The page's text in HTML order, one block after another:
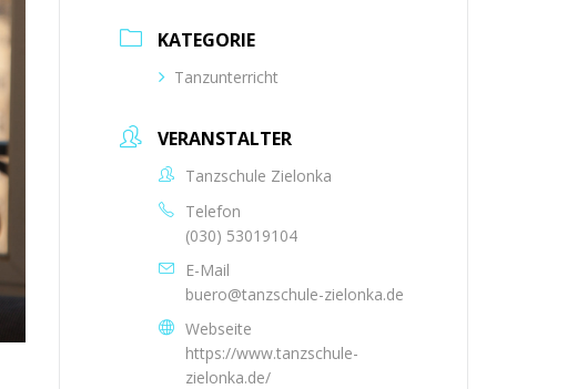
KATEGORIE
Tanzunterricht
VERANSTALTER
Tanzschule Zielonka
Telefon
(030) 53019104
E-Mail
buero@tanzschule-zielonka.de
Webseite
https://www.tanzschule-
zielonka.de/